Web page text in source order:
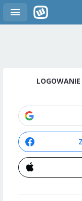
LOGOWANIE